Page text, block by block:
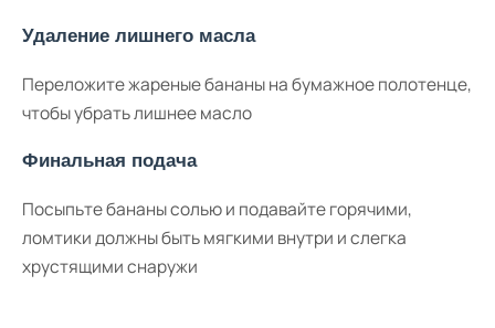
Удаление лишнего масла
Переложите жареные бананы на бумажное полотенце,
чтобы убрать лишнее масло
Финальная подача
Посыпьте бананы солью и подавайте горячими,
ломтики должны быть мягкими внутри и слегка
хрустящими снаружи